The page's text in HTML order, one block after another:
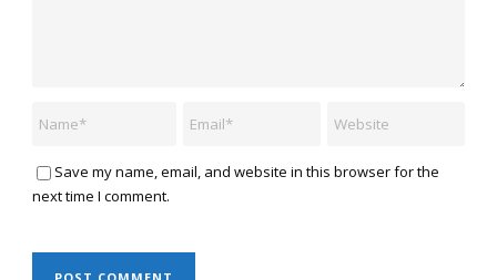
Save my name, email, and website in this browser for the
next time I comment.